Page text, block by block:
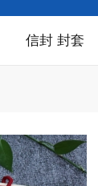
信封 封套